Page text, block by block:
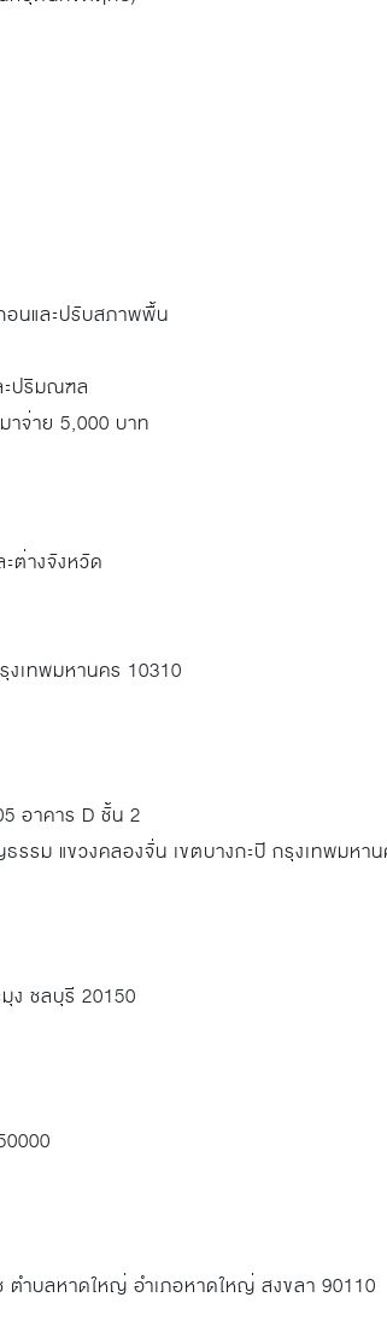
อนและปรับสภาพพื้น
ะปริมณฑล
จ่าย 5,000 บาท
ต่างจังหวัด
งเทพมหานคร 10310
อาคาร D ชั้น 2
รม แขวงคลองจั่น เขตบางกะปิ กรุงเทพมหา
ง ชลบุรี 20150
ำบลหาดใหญ่ อำเภอหาดใหญ่ สงขลา 90110